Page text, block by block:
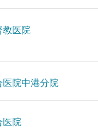
教医院
医院中港分院
医院